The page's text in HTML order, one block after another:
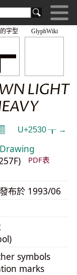
GlyphWiki
字型
LIGHT
U+2530 ┰ →
PDF表
布於 1993/06
symbols
marks